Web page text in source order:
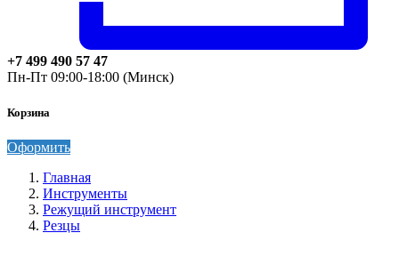
+7 499 490 57 47
Пн-Пт 09:00-18:00 (Минск)
Корзина
Оформить
Главная
Инструменты
Режущий инструмент
Резцы